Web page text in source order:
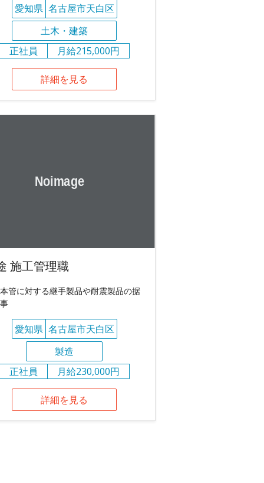
愛知県 名古屋市天白区
土木・建築
正社員
月給215,000円
詳細を見る
施工管理職
管に対する継手製品や耐震製品の据
愛知県 名古屋市天白区
製造
正社員
月給230,000円
詳細を見る